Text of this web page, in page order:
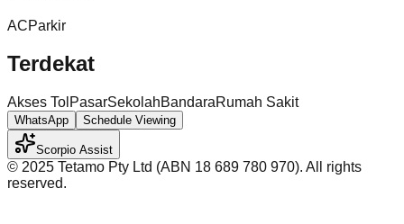
ACParkir
Terdekat
Akses Tol PasarSekolahBandaraRumah Sakit
WhatsApp Schedule Viewing
Scorpio Assist
©️ 2025 Tetamo Pty Ltd (ABN 18 689 780 970). All rights
reserved.